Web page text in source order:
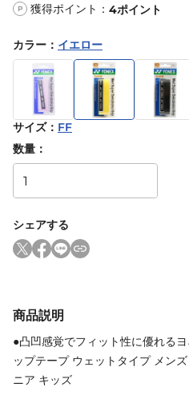
P 獲得ポイント： 4ポイント
カラー ： イエロー
サイズ： FF
数量：
シェアする
商品説明
●凸凹感覚でフィット性に優れる
ップテープ ウェットタイプ メン
ニア キッズ